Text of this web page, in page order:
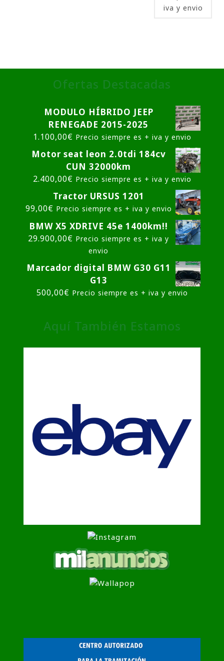
iva y envio
Ofertas Destacadas
MODULO HÍBRIDO JEEP
RENEGADE 2015-2025
1.100,00€ Precio siempre es + iva y envio
Motor seat leon 2.0tdi 184cv
CUN 32000km
2.400,00€ Precio siempre es + iva y envio
Tractor URSUS 1201
99,00€ Precio siempre es + iva y envio
BMW X5 XDRIVE 45e 1400km!!
29.900,00€ Precio siempre es + iva y
envio
Marcador digital BMW G30 G11
G13
500,00€ Precio siempre es + iva y envio
Aquí También Estamos